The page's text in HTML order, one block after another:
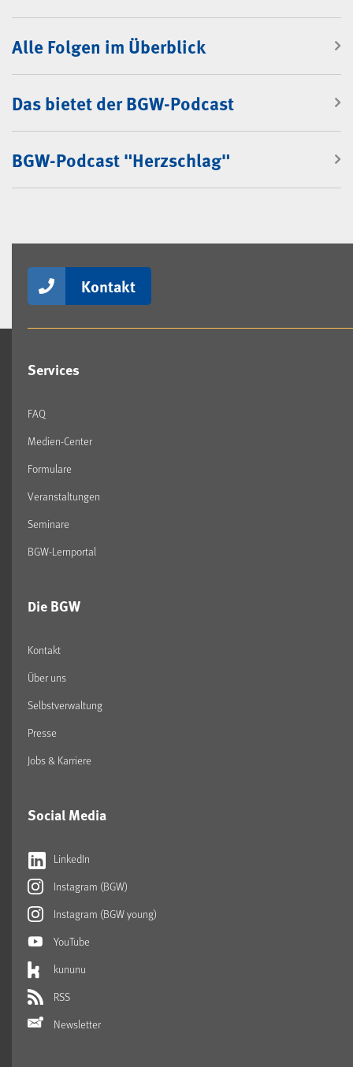
BGW-Podcast
Alle Folgen im Überblick
Das bietet der BGW-Podcast
BGW-Podcast "Herzschlag"
Kontakt
Services
FAQ
Medien-Center
Formulare
Veranstaltungen
Seminare
BGW-Lernportal
Die BGW
Kontakt
Über uns
Selbstverwaltung
Presse
Jobs & Karriere
Social Media
LinkedIn
Instagram (BGW)
Instagram (BGW young)
YouTube
kununu
RSS
Newsletter